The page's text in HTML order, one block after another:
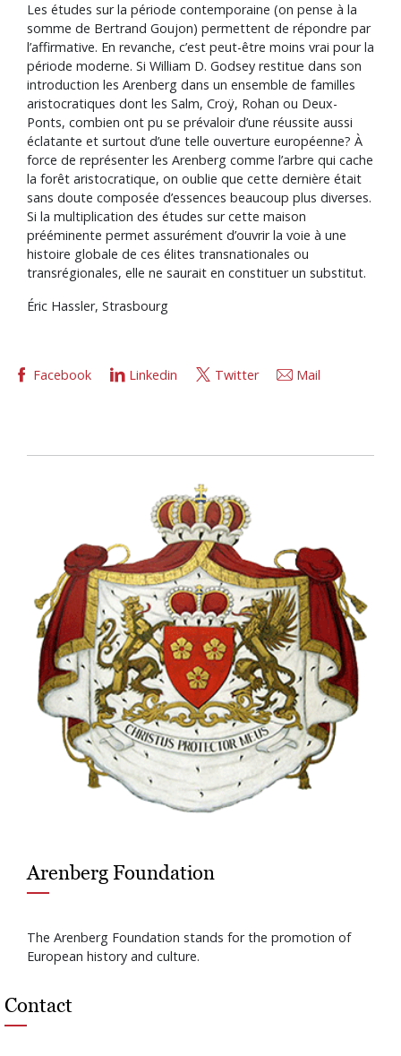
Les études sur la période contemporaine (on pense à la
somme de Bertrand Goujon) permettent de répondre par
l’affirmative. En revanche, c’est peut-être moins vrai pour la
période moderne. Si William D. Godsey restitue dans son
introduction les Arenberg dans un ensemble de familles
aristocratiques dont les Salm, Croÿ, Rohan ou Deux-
Ponts, combien ont pu se prévaloir d’une réussite aussi
éclatante et surtout d’une telle ouverture européenne? À
force de représenter les Arenberg comme l’arbre qui cache
la forêt aristocratique, on oublie que cette dernière était
sans doute composée d’essences beaucoup plus diverses.
Si la multiplication des études sur cette maison
prééminente permet assurément d’ouvrir la voie à une
histoire globale de ces élites transnationales ou
transrégionales, elle ne saurait en constituer un substitut.
Éric Hassler, Strasbourg
Facebook Linkedin Twitter Mail
Arenberg Foundation
The Arenberg Foundation stands for the promotion of
European history and culture.
Contact